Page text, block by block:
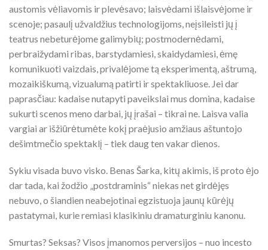
austomis vėliavomis ir plevėsavo; laisvėdami išlaisvėjome ir
scenoje; pasaulį užvaldžius technologijoms, neįsileisti jų į
teatrus nebeturėjome galimybių; postmodernėdami,
perbraižydami ribas, barstydamiesi, skaidydamiesi, ėmę
komunikuoti vaizdais, privalėjome tą eksperimentą, aštrumą,
mozaikiškumą, vizualumą patirti ir spektakliuose. Jei dar
paprasčiau: kadaise nutapyti paveikslai mus domina, kadaise
sukurti scenos meno darbai, jų įrašai – tikrai ne. Laisva valia
vargiai ar išžiūrėtumėte kokį praėjusio amžiaus aštuntojo
dešimtmečio spektaklį – tiek daug ten vakar dienos.
Sykiu visada buvo visko. Benas Šarka, kitų akimis, iš proto ėjo
dar tada, kai žodžio „postdraminis“ niekas net girdėjęs
nebuvo, o šiandien neabejotinai egzistuoja jaunų kūrėjų
pastatymai, kurie remiasi klasikiniu dramaturginiu kanonu.
Smurtas? Seksas? Visos įmanomos perversijos – nuo incesto